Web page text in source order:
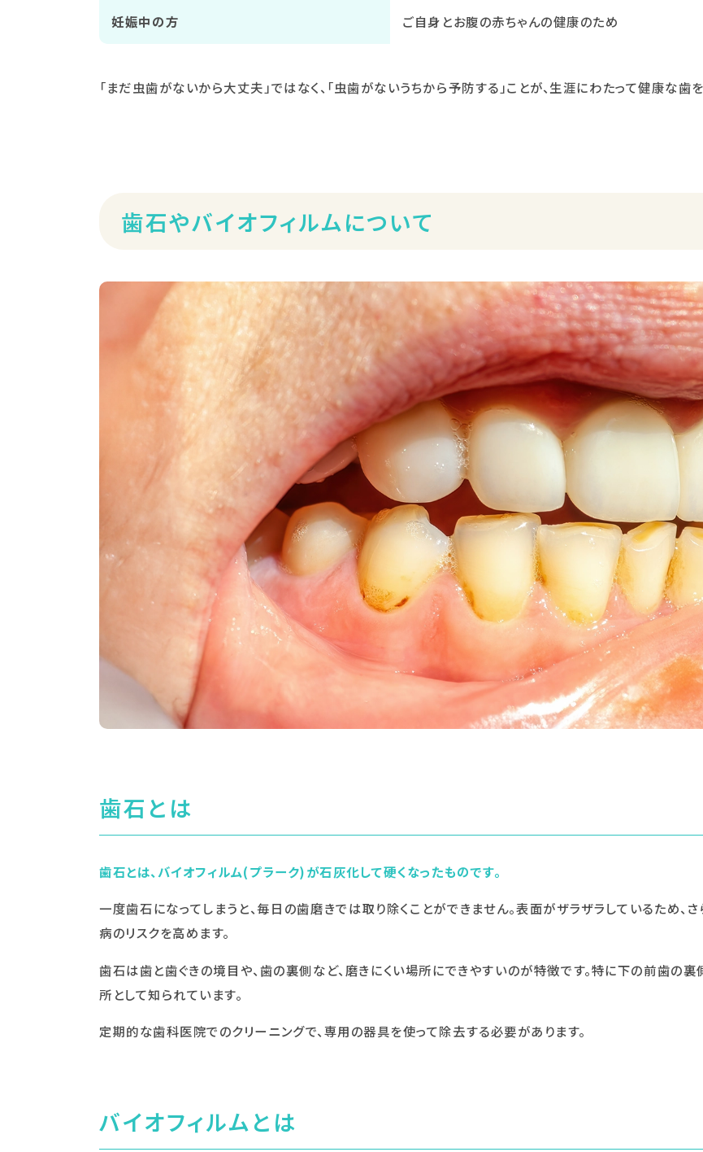
妊娠中の方 ご自身とお腹の赤ちゃんの健康のため
「まだ虫歯がないから大丈夫」ではなく、「虫歯がないうちから予防する」ことが、生涯にわたって健康な歯
歯石やバイオフィルムについて
歯石とは
歯石とは、バイオフィルム(プラーク)が石灰化して硬くなったものです。
一度歯石になってしまうと、毎日の歯磨きでは取り除くことができません。表面がザラザラしているため、
病のリスクを高めます。
歯石は歯と歯ぐきの境目や、歯の裏側など、磨きにくい場所にできやすいのが特徴です。特に下の前歯の
所として知られています。
定期的な歯科医院でのクリーニングで、専用の器具を使って除去する必要があります。
バイオフィルムとは